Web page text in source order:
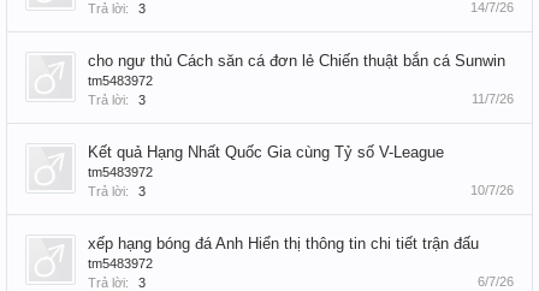
Trả lời:
3 14/7/26
cho ngư thủ Cách săn cá đơn lẻ Chiến thuật bắn cá Sunwin
tm5483972
Trả lời:
3 11/7/26
Kết quả Hạng Nhất Quốc Gia cùng Tỷ số V-League
tm5483972
Trả lời:
3 10/7/26
xếp hạng bóng đá Anh Hiển thị thông tin chi tiết trận đấu
tm5483972
Trả lời:
3 6/7/26